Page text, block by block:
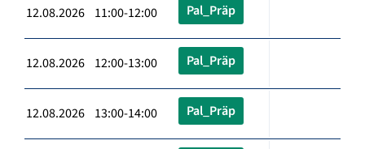
12.08.2026 11:00-12:00 Pal_Präp
12.08.2026 12:00-13:00 Pal_Präp
12.08.2026 13:00-14:00 Pal_Präp